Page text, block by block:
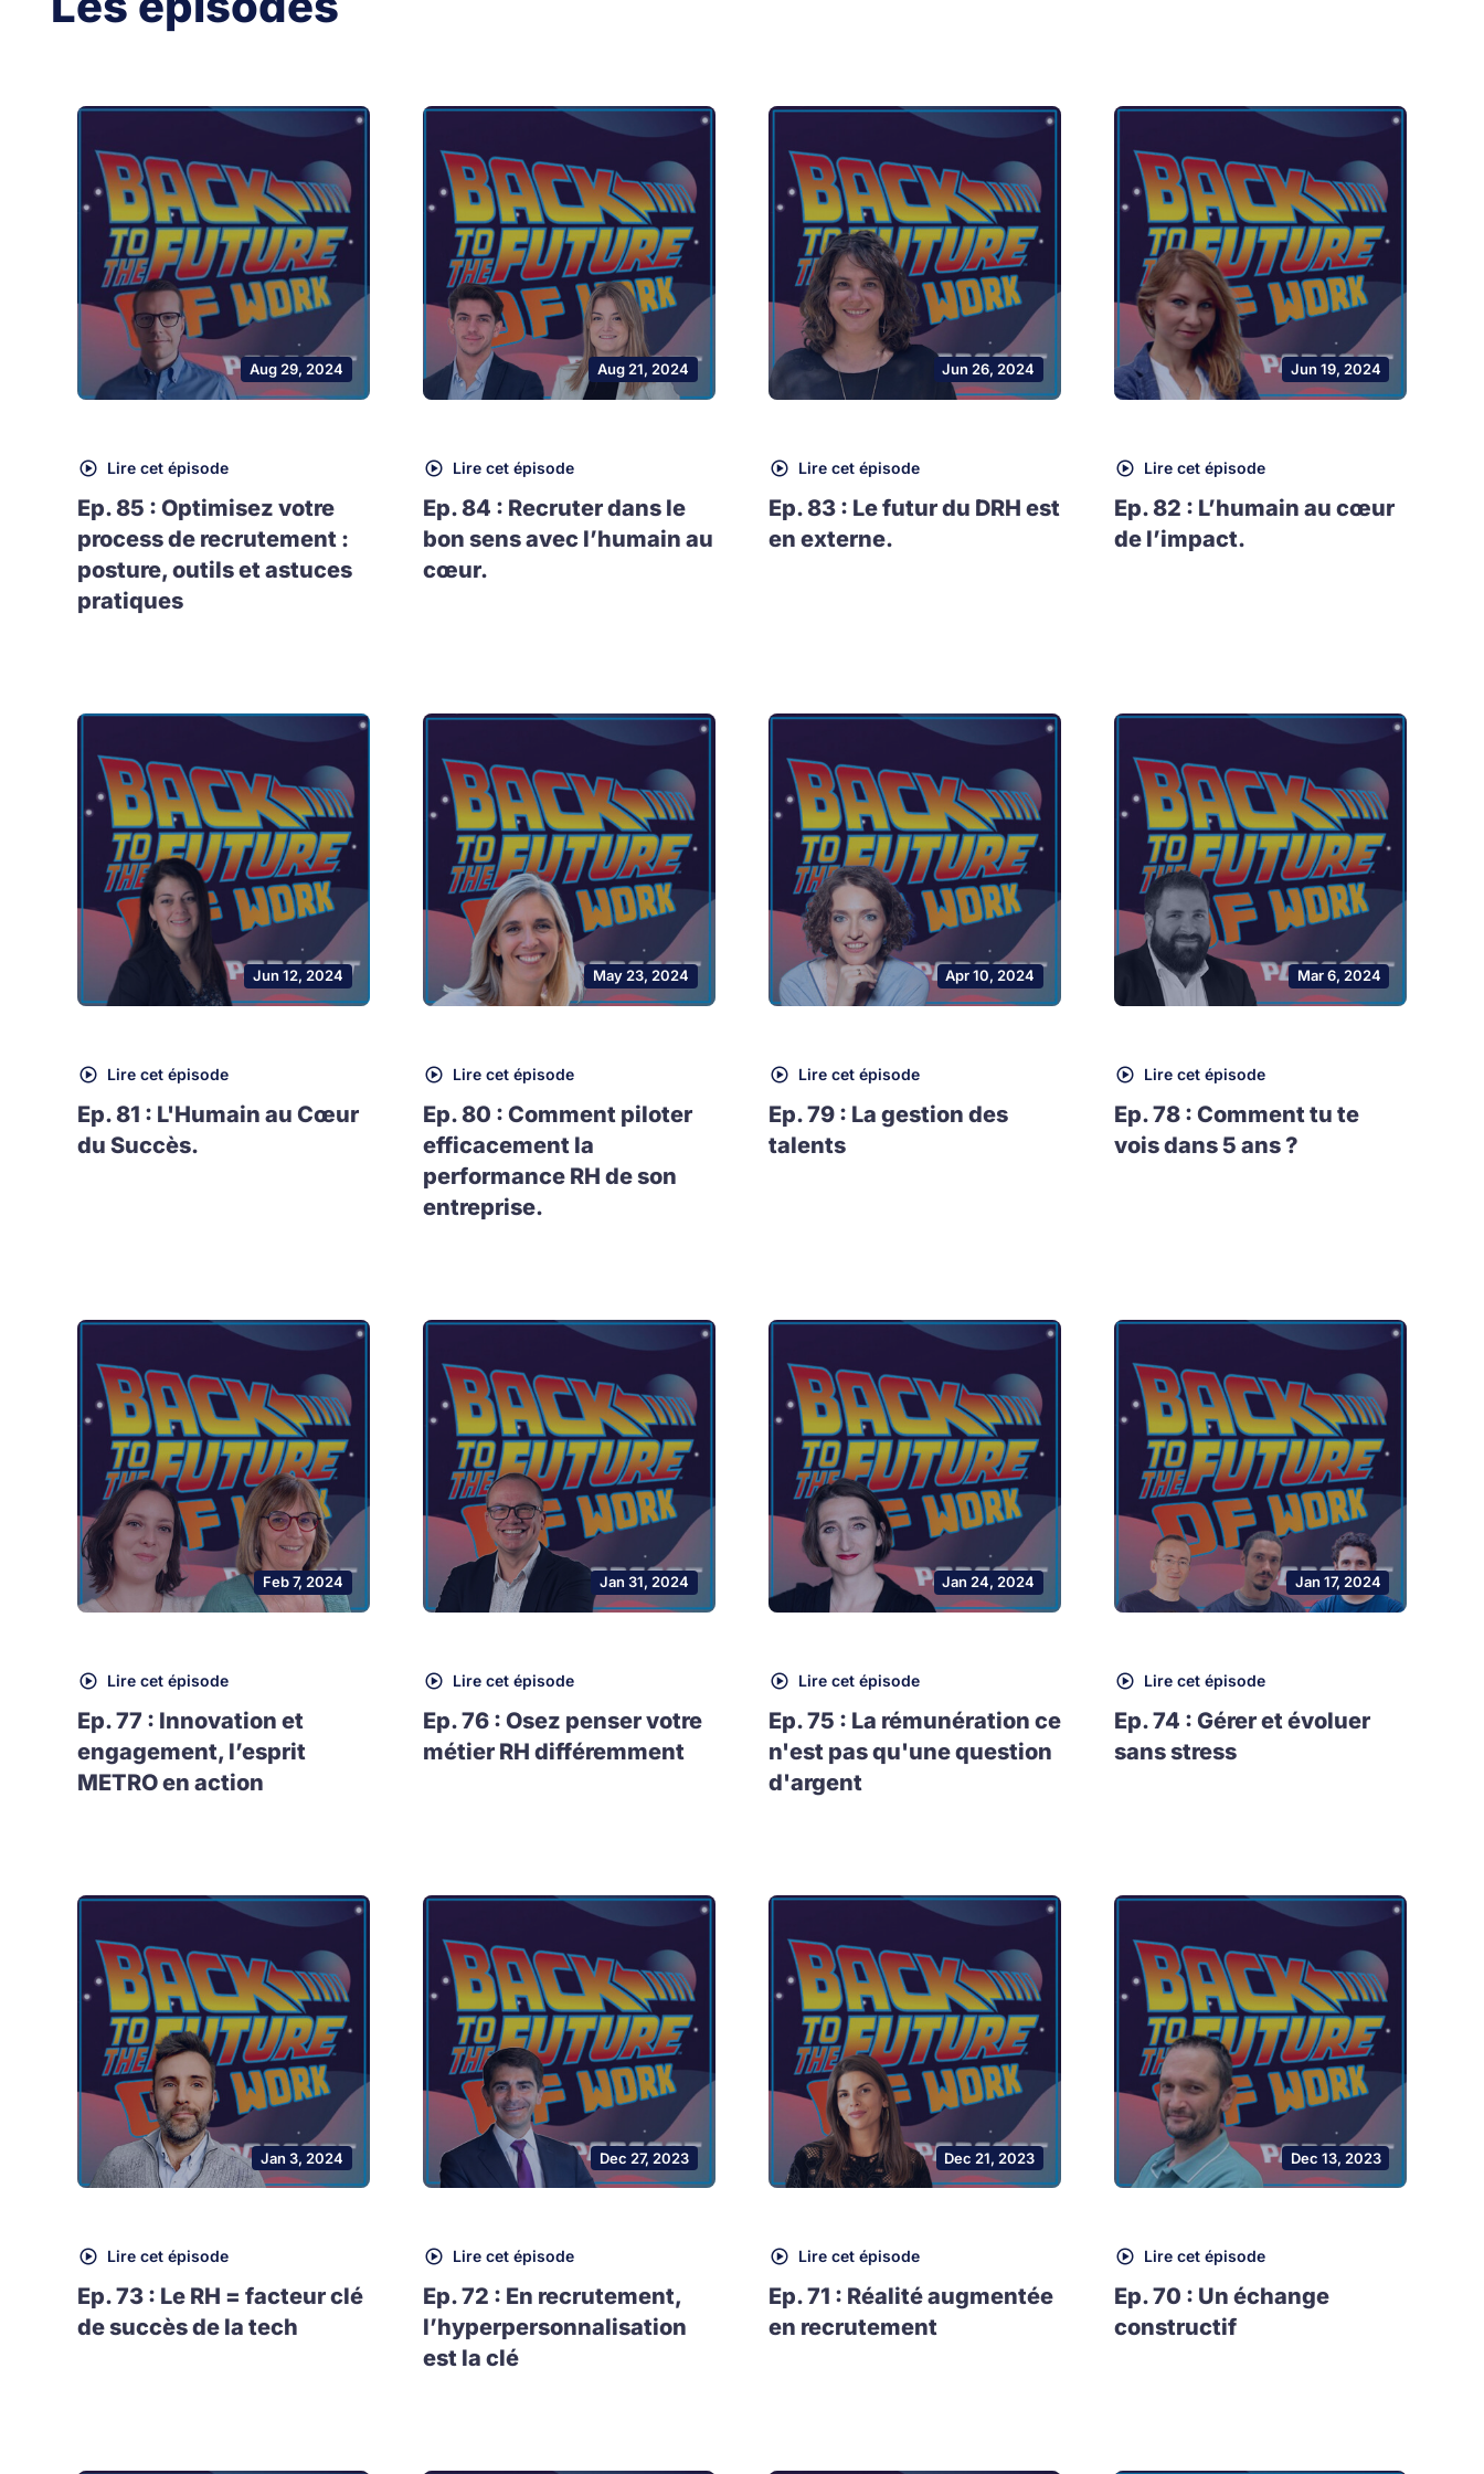
Aug 29, 2024
Lire cet épisode
Ep. 85 : Optimisez votre
process de recrutement :
posture, outils et astuces
pratiques
Aug 21, 2024
Lire cet épisode
Ep. 84 : Recruter dans le
bon sens avec l’humain au
cœur.
Jun 26, 2024
Lire cet épisode
Ep. 83 : Le futur du DRH est
en externe.
Jun 19, 2024
Lire cet épisode
Ep. 82 : L’humain au cœur
de l’impact.
Jun 12, 2024
Lire cet épisode
Ep. 81 : L'Humain au Cœur
du Succès.
May 23, 2024
Lire cet épisode
Ep. 80 : Comment piloter
efficacement la
performance RH de son
entreprise.
Apr 10, 2024
Lire cet épisode
Ep. 79 : La gestion des
talents
Mar 6, 2024
Lire cet épisode
Ep. 78 : Comment tu te
vois dans 5 ans ?
Feb 7, 2024
Lire cet épisode
Ep. 77 : Innovation et
engagement, l’esprit
METRO en action
Jan 31, 2024
Lire cet épisode
Ep. 76 : Osez penser votre
métier RH différemment
Jan 24, 2024
Lire cet épisode
Ep. 75 : La rémunération ce
n'est pas qu'une question
d'argent
Jan 17, 2024
Lire cet épisode
Ep. 74 : Gérer et évoluer
sans stress
Jan 3, 2024
Lire cet épisode
Ep. 73 : Le RH = facteur clé
de succès de la tech
Dec 27, 2023
Lire cet épisode
Ep. 72 : En recrutement,
l’hyperpersonnalisation
est la clé
Dec 21, 2023
Lire cet épisode
Ep. 71 : Réalité augmentée
en recrutement
Dec 13, 2023
Lire cet épisode
Ep. 70 : Un échange
constructif